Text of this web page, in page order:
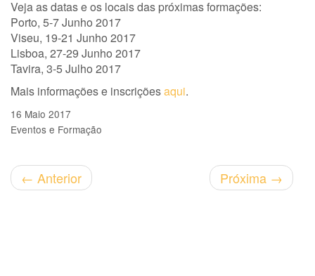
Veja as datas e os locais das próximas formações:
Porto, 5-7 Junho 2017
Viseu, 19-21 Junho 2017
Lisboa, 27-29 Junho 2017
Tavira, 3-5 Julho 2017
Mais informações e inscriçõesaqui.
16 Maio 2017
Eventos e Formação
← Anterior Próxima →